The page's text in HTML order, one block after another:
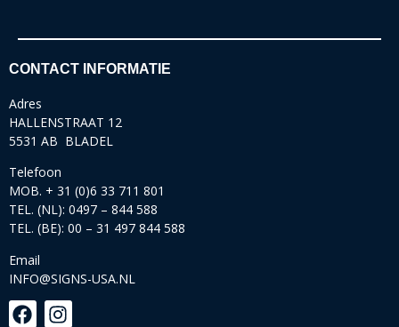
CONTACT INFORMATIE
Adres
HALLENSTRAAT 12
5531 AB BLADEL
Telefoon
MOB. + 31 (0)6 33 711 801
TEL. (NL): 0497 – 844 588
TEL. (BE): 00 – 31 497 844 588
Email
INFO@SIGNS-USA.NL